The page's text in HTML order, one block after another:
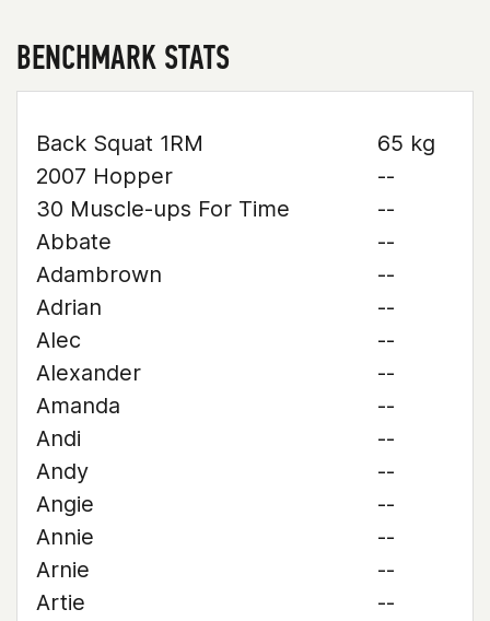
BENCHMARK STATS
Back Squat 1RM
65 kg
2007 Hopper
--
30 Muscle-ups For Time
--
Abbate
--
Adambrown
--
Adrian
--
Alec
--
Alexander
--
Amanda
--
Andi
--
Andy
--
Angie
--
Annie
--
Arnie
--
Artie
--